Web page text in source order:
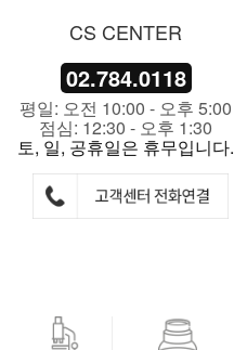
CS CENTER
02.784.0118
평일: 오전 10:00 - 오후 5:00
점심: 12:30 - 오후 1:30
토, 일, 공휴일은 휴무입니다.